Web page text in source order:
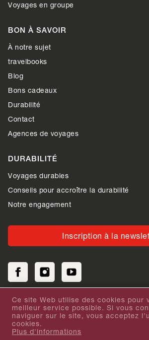
Voyages en groupe
BON À SAVOIR
À notre sujet
travelbooks
Blog
Bons cadeaux
Durabilité
Contact
Agences de voyages
DURABILITÉ
Voyages durables
Conseils pour accroître la durabilité
Notre engagement
Inscription à la
Votre avis sur notre site Internet
Ce site Web utilise des cookies pour
meilleur service possible. Si vous
naviguer sur le site, vous acceptez
cookies.
Plus d'informations